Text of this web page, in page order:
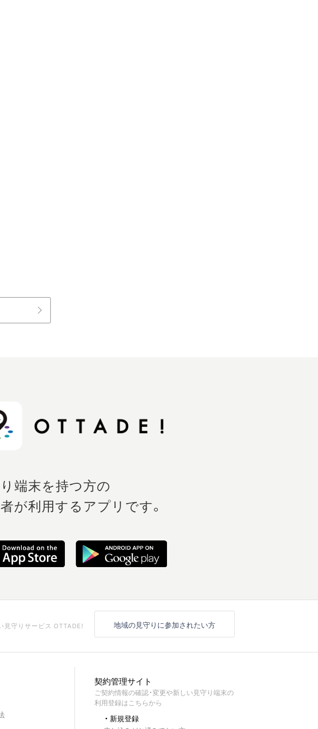
端末を持つ方の
が利用するアプリです。
見守りサービス OTTADE! 地域の見守りに参加されたい方
契約管理サイト
ご契約情報の確認・変更や新しい見守り端末の
利用登録はこちらから
・ 新規登録